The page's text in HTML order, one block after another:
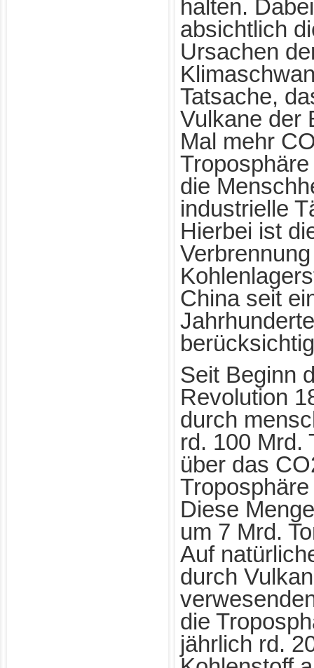
halten.
absichtlich
Ursachen
Tatsache,
Vulkane der
Mal mehr
die
industrielle
Hierbei ist
China seit
Seit Beginn
Revolution
durch
rd. 100 Mrd.
über das
Diese
um 7 Mrd.
Auf
durch
die
jährlich rd.